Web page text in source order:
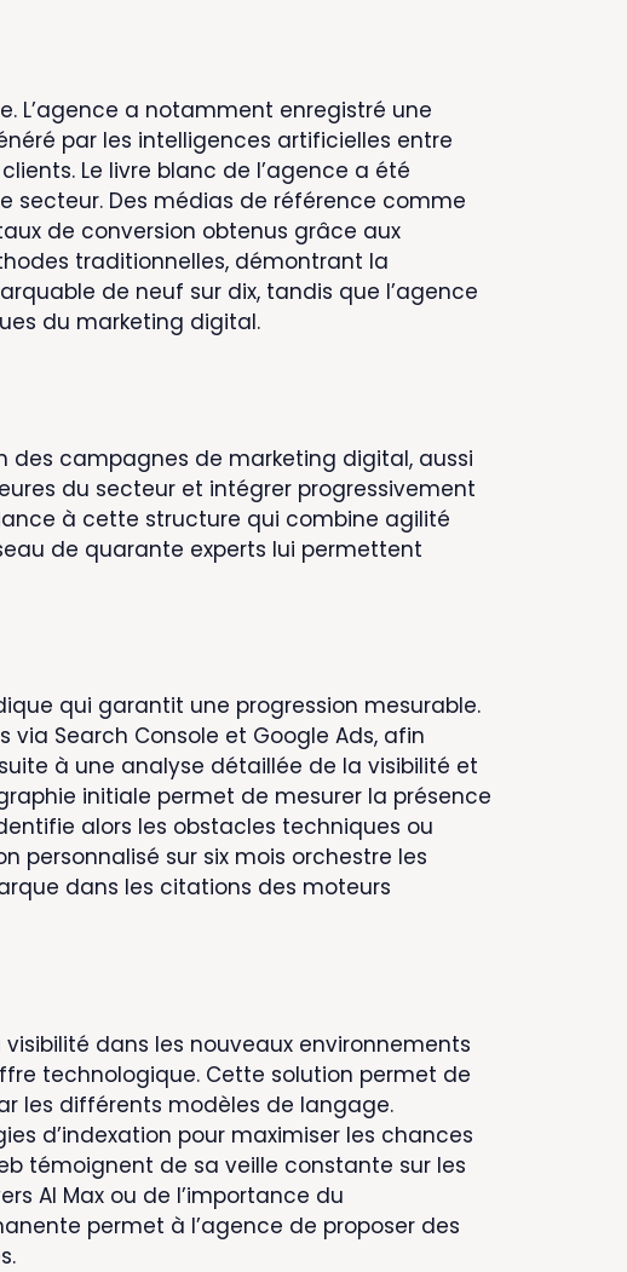
L’agence a notamment enregistré une
par les intelligences artificielles entre
Le livre blanc de l’agence a été
secteur. Des médias de référence comme
de conversion obtenus grâce aux
traditionnelles, démontrant la
de neuf sur dix, tandis que l’agence
du marketing digital.
des campagnes de marketing digital, aussi
du secteur et intégrer progressivement
à cette structure qui combine agilité
de quarante experts lui permettent
qui garantit une progression mesurable.
Search Console et Google Ads, afin
à une analyse détaillée de la visibilité et
initiale permet de mesurer la présence
alors les obstacles techniques ou
personnalisé sur six mois orchestre les
dans les citations des moteurs
dans les nouveaux environnements
technologique. Cette solution permet de
les différents modèles de langage.
d’indexation pour maximiser les chances
témoignent de sa veille constante sur les
AI Max ou de l’importance du
permet à l’agence de proposer des